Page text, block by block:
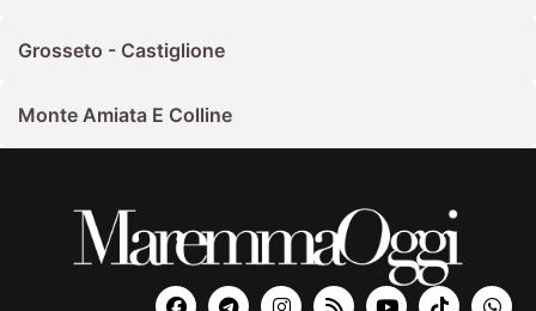
Grosseto - Castiglione
Monte Amiata E Colline